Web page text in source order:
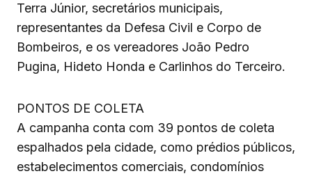
Terra Júnior, secretários municipais,
representantes da Defesa Civil e Corpo de
Bombeiros, e os vereadores João Pedro
Pugina, Hideto Honda e Carlinhos do Terceiro.
PONTOS DE COLETA
A campanha conta com 39 pontos de coleta
espalhados pela cidade, como prédios públicos,
estabelecimentos comerciais, condomínios